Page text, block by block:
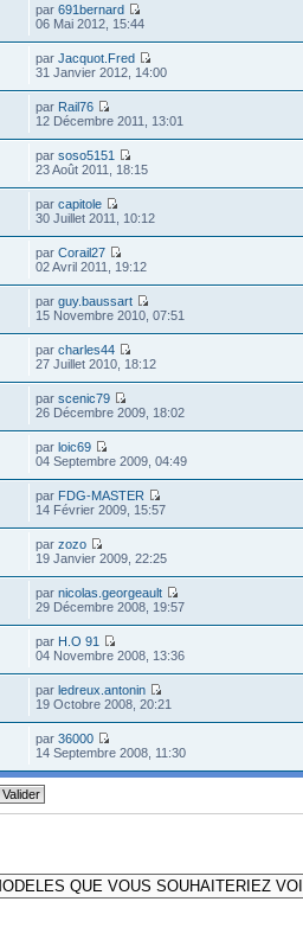
par691bernard
06 Mai 2012, 15:44
parJacquot.Fred
31 Janvier 2012, 14:00
par Rail76
12 Décembre 2011, 13:01
parsoso5151
23 Août 2011, 18:15
parcapitole
30 Juillet 2011, 10:12
parCorail27
02 Avril 2011, 19:12
parguy.baussart
15 Novembre 2010, 07:51
parcharles44
27 Juillet 2010, 18:12
parscenic79
26 Décembre 2009, 18:02
parloic69
04 Septembre 2009, 04:49
par FDG-MASTER
14 Février 2009, 15:57
parzozo
19 Janvier 2009, 22:25
parnicolas.georgeault
29 Décembre 2008, 19:57
par H.O 91
04 Novembre 2008, 13:36
parledreux.antonin
19 Octobre 2008, 20:21
par36000
14 Septembre 2008, 11:30